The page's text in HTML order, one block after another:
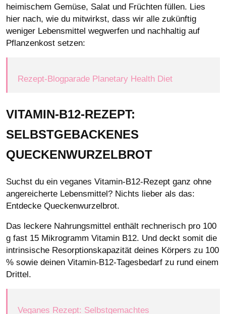
heimischem Gemüse, Salat und Früchten füllen. Lies
hier nach, wie du mitwirkst, dass wir alle zukünftig
weniger Lebensmittel wegwerfen und nachhaltig auf
Pflanzenkost setzen:
Rezept-Blogparade Planetary Health Diet
VITAMIN-B12-REZEPT:
SELBSTGEBACKENES
QUECKENWURZELBROT
Suchst du ein veganes Vitamin-B12-Rezept ganz ohne
angereicherte Lebensmittel? Nichts lieber als das:
Entdecke Queckenwurzelbrot.
Das leckere Nahrungsmittel enthält rechnerisch pro 100
g fast 15 Mikrogramm Vitamin B12. Und deckt somit die
intrinsische Resorptionskapazität deines Körpers zu 100
% sowie deinen Vitamin-B12-Tagesbedarf zu rund einem
Drittel.
Veganes Rezept: Selbstgemachtes